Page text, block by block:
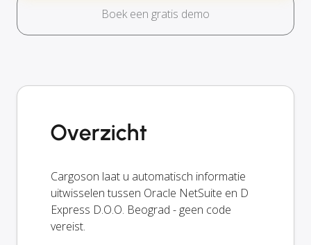
Boek een gratis demo
Overzicht
Cargoson laat u automatisch informatie
uitwisselen tussen Oracle NetSuite en D
Express D.O.O. Beograd - geen code
vereist.